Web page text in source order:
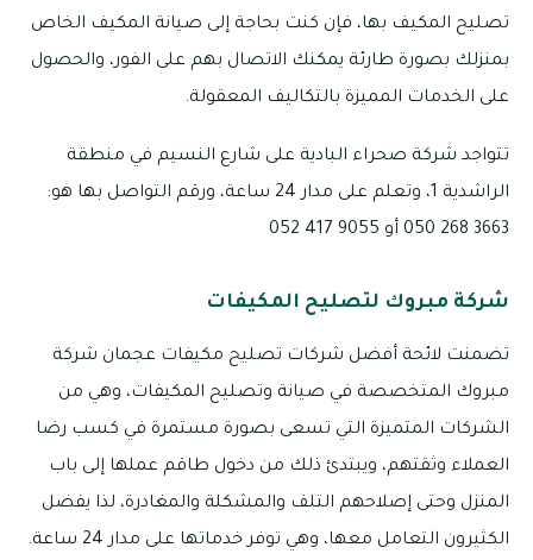
تصليح المكيف بها، فإن كنت بحاجة إلى صيانة المكيف الخاص
بمنزلك بصورة طارئة يمكنك الاتصال بهم على الفور، والحصول
على الخدمات المميزة بالتكاليف المعقولة.
تتواجد شركة صحراء البادية على شارع النسيم في منطقة
الراشدية 1، وتعلم على مدار 24 ساعة، ورقم التواصل بها هو:
3663 268 050 أو 9055 417 052
شركة مبروك لتصليح المكيفات
تضمنت لائحة أفضل شركات تصليح مكيفات عجمان شركة
مبروك المتخصصة في صيانة وتصليح المكيفات، وهي من
الشركات المتميزة التي تسعى بصورة مستمرة في كسب رضا
العملاء وثقتهم، ويبتدئ ذلك من دخول طاقم عملها إلى باب
المنزل وحتى إصلاحهم التلف والمشكلة والمغادرة، لذا يفضل
الكثيرون التعامل معها، وهي توفر خدماتها على مدار 24 ساعة.